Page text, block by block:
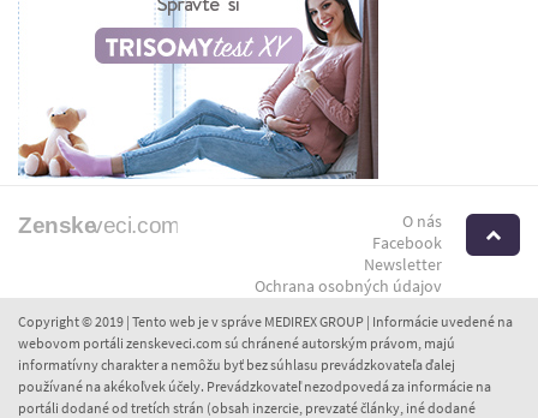
O nás
Facebook
Newsletter
Ochrana osobných údajov
Copyright © 2019 | Tento web je v správe MEDIREX GROUP | Informácie uvedené na
webovom portáli zenskeveci.com sú chránené autorským právom, majú
informatívny charakter a nemôžu byť bez súhlasu prevádzkovateľa ďalej
používané na akékoľvek účely. Prevádzkovateľ nezodpovedá za informácie na
portáli dodané od tretích strán (obsah inzercie, prevzaté články, iné dodané